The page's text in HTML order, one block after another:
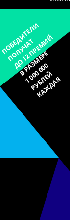
ПОБЕДИТЕЛИ
ПОЛУЧАТ
ДО 12 ПРЕМИЙ
В РАЗМЕРЕ
1 000 000
РУБЛЕЙ
КАЖДАЯ